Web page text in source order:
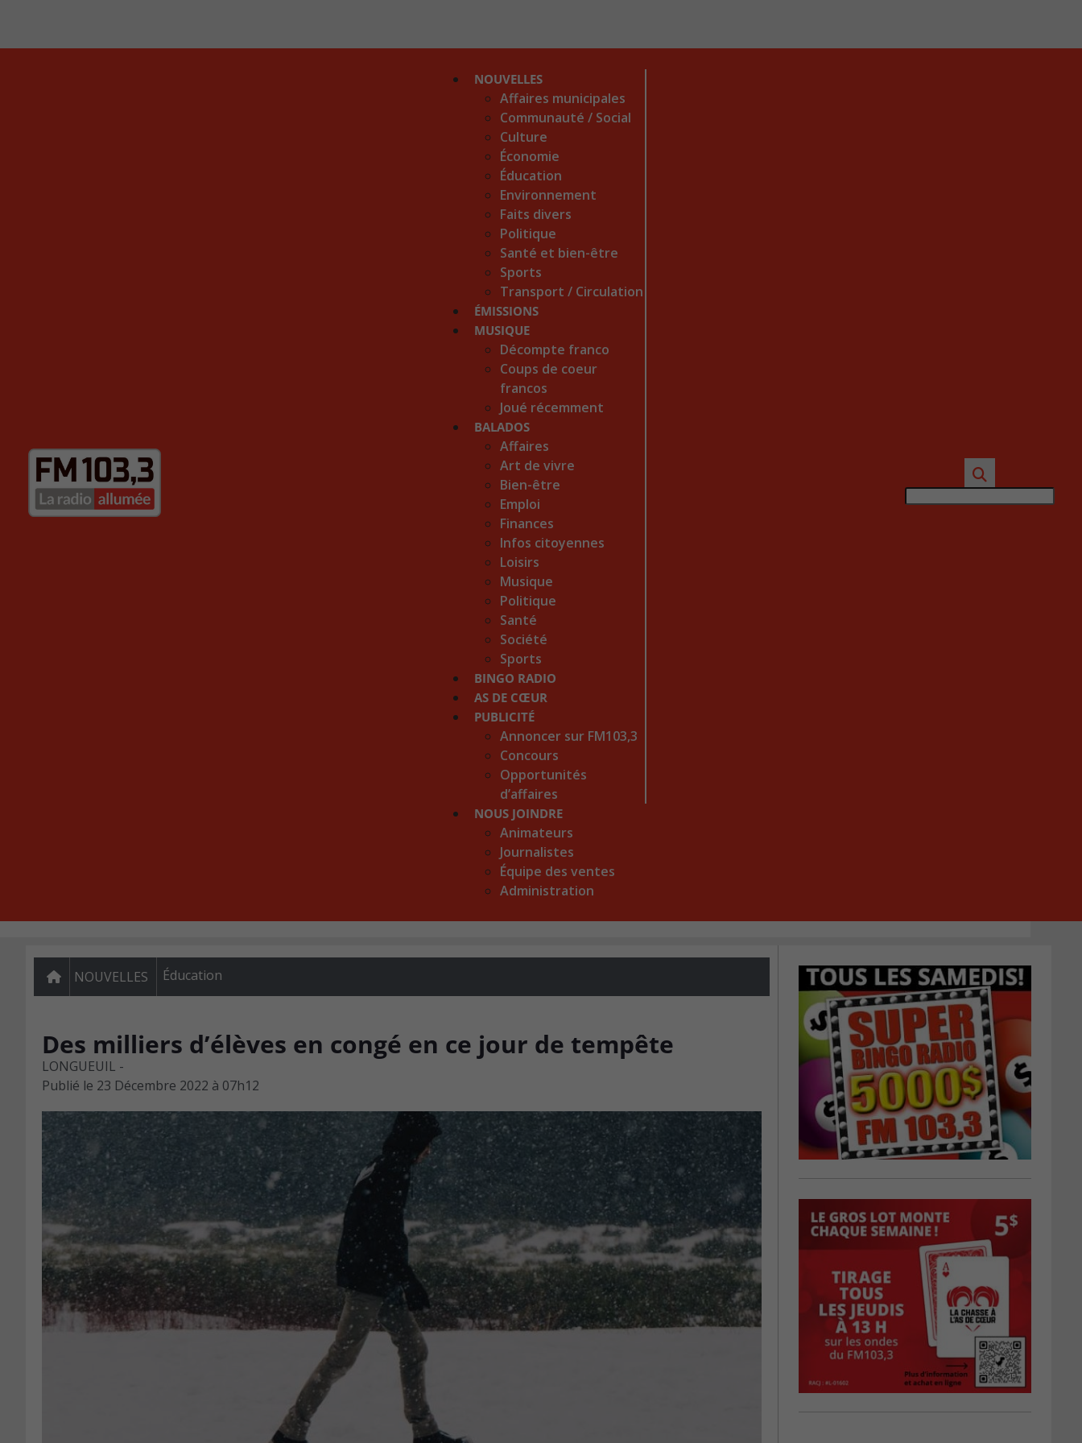
NOUVELLES
Affaires municipales
Communauté / Social
Culture
Économie
Éducation
Environnement
Faits divers
Politique
Santé et bien-être
Sports
Transport / Circulation
ÉMISSIONS
MUSIQUE
Décompte franco
Coups de coeur
francos
Joué récemment
BALADOS
Affaires
Art de vivre
Bien-être
Emploi
Finances
Infos citoyennes
Loisirs
Musique
Politique
Santé
Société
Sports
BINGO RADIO
AS DE CŒUR
PUBLICITÉ
Annoncer sur FM103,3
Concours
Opportunités
d’affaires
NOUS JOINDRE
Animateurs
Journalistes
Équipe des ventes
Administration
NOUVELLES Éducation
Des milliers d’élèves en congé en ce jour de tempête
LONGUEUIL -
Publié le 23 Décembre 2022 à 07h12